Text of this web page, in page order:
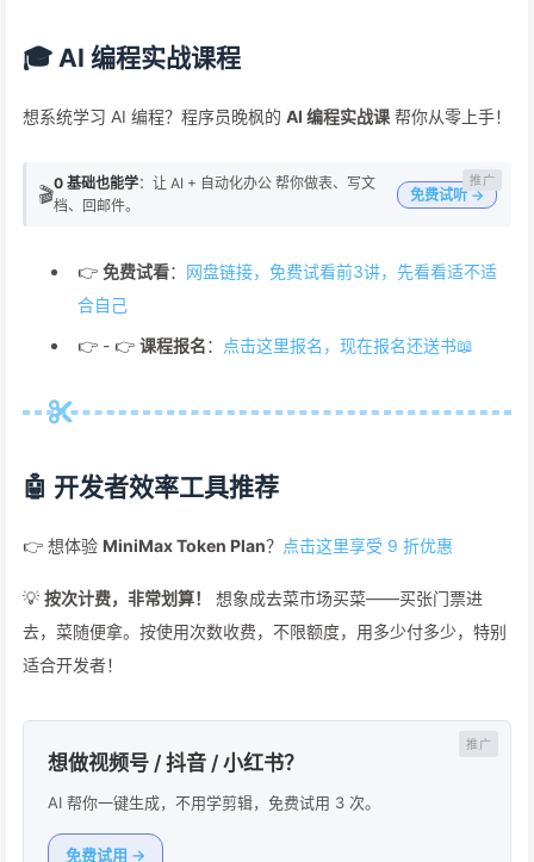
🎓 AI 编程实战课程
想系统学习 AI 编程？程序员晚枫的 AI 编程实战课 帮你从零上手！
🎬0 基础也能学：让 AI + 自动化办公 帮你做表、写文
档、回邮件。
免费试听 →
👉 免费试看： 网盘链接，免费试看前3讲，先看看适不适
合自己
👉 - 👉 课程报名： 点击这里报名，现在报名还送书📖
🤖 开发者效率工具推荐
👉 想体验 MiniMax Token Plan？ 点击这里享受 9 折优惠
💡 按次计费，非常划算！
想象成去菜市场买菜——买张门票进
去，菜随便拿。按使用次数收费，不限额度，用多少付多少，特别
适合开发者！
想做视频号 / 抖音 / 小红书？
AI 帮你一键生成，不用学剪辑，免费试用 3 次。
免费试用 →